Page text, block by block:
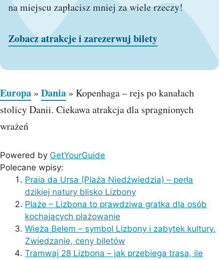
na miejscu zapłacisz mniej za wiele rzeczy!
Zobacz atrakcje i zarezerwuj bilety
Europa » Dania » Kopenhaga – rejs po kanałach
stolicy Danii. Ciekawa atrakcja dla spragnionych
wrażeń
Powered by GetYourGuide
Polecane wpisy:
Praia da Ursa (Plaża Niedźwiedzia) – perła
dzikiej natury blisko Lizbony
Plaże – Lizbona to prawdziwa gratka dla osób
kochających plażowanie
Wieża Belem – symbol Lizbony i zabytek kultury.
Zwiedzanie, ceny biletów
Tramwaj 28 Lizbona – jak przebiega trasa, ile